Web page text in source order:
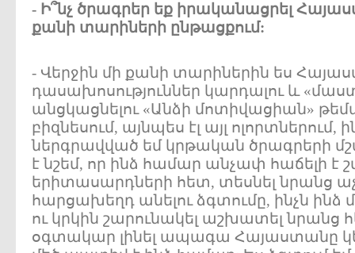
- Ի՞նչ ծրագրեր եք իրականացրել
քանի տարիների ընթացքում:
- Վերջին մի քանի տարիներին ես
դասախոսություններ կարդալու և
անցկացնելու «Անձի մոտիվացիան»
բիզնեսում, այնպես էլ այլ ոլորտներում,
ներգրավված եմ կրթական ծրագրերի
է նշեմ, որ ինձ համար անչափ հաճելի է
երիտասարդների հետ, տեսնել նրանց
հարցախեղդ անելու ձգտումը, ինչն ինձ
ու կրկին շարունակել աշխատել նրանց
օգտակար լինել ապագա Հայաստանը